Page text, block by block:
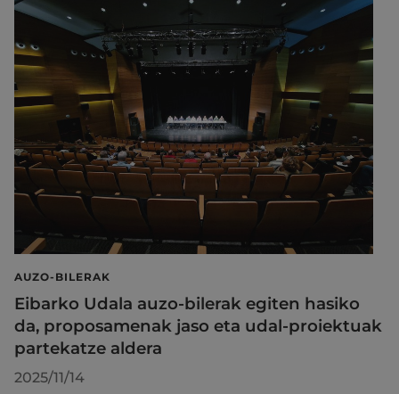
AUZO-BILERAK
Eibarko Udala auzo-bilerak egiten hasiko
da, proposamenak jaso eta udal-proiektuak
partekatze aldera
2025/11/14